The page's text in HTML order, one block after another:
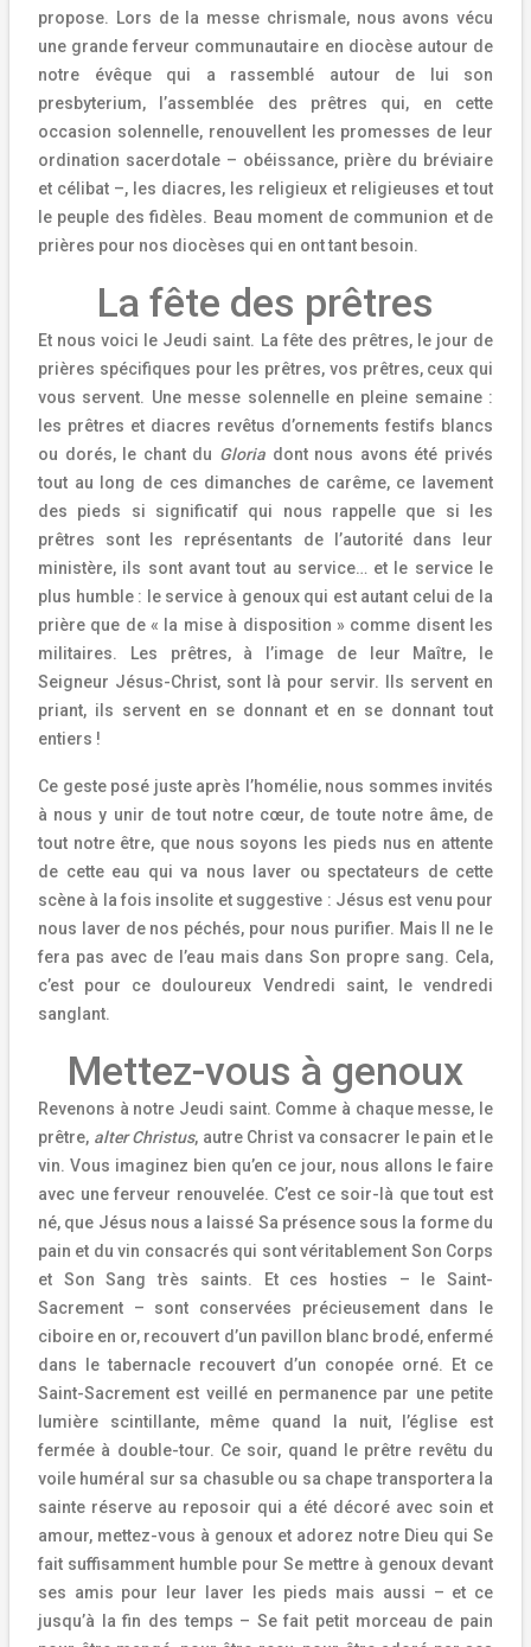
propose. Lors de la messe chrismale, nous avons vécu
une grande ferveur communautaire en diocèse autour de
notre évêque qui a rassemblé autour de lui son
presbyterium, l’assemblée des prêtres qui, en cette
occasion solennelle, renouvellent les promesses de leur
ordination sacerdotale – obéissance, prière du bréviaire
et célibat –, les diacres, les religieux et religieuses et tout
le peuple des fidèles. Beau moment de communion et de
prières pour nos diocèses qui en ont tant besoin.
La fête des prêtres
Et nous voici le Jeudi saint. La fête des prêtres, le jour de
prières spécifiques pour les prêtres, vos prêtres, ceux qui
vous servent. Une messe solennelle en pleine semaine :
les prêtres et diacres revêtus d’ornements festifs blancs
ou dorés, le chant du Gloria dont nous avons été privés
tout au long de ces dimanches de carême, ce lavement
des pieds si significatif qui nous rappelle que si les
prêtres sont les représentants de l’autorité dans leur
ministère, ils sont avant tout au service… et le service le
plus humble : le service à genoux qui est autant celui de la
prière que de « la mise à disposition » comme disent les
militaires. Les prêtres, à l’image de leur Maître, le
Seigneur Jésus-Christ, sont là pour servir. Ils servent en
priant, ils servent en se donnant et en se donnant tout
entiers !
Ce geste posé juste après l’homélie, nous sommes invités
à nous y unir de tout notre cœur, de toute notre âme, de
tout notre être, que nous soyons les pieds nus en attente
de cette eau qui va nous laver ou spectateurs de cette
scène à la fois insolite et suggestive : Jésus est venu pour
nous laver de nos péchés, pour nous purifier. Mais Il ne le
fera pas avec de l’eau mais dans Son propre sang. Cela,
c’est pour ce douloureux Vendredi saint, le vendredi
sanglant.
Mettez-vous à genoux
Revenons à notre Jeudi saint. Comme à chaque messe, le
prêtre, alter Christus, autre Christ va consacrer le pain et le
vin. Vous imaginez bien qu’en ce jour, nous allons le faire
avec une ferveur renouvelée. C’est ce soir-là que tout est
né, que Jésus nous a laissé Sa présence sous la forme du
pain et du vin consacrés qui sont véritablement Son Corps
et Son Sang très saints. Et ces hosties – le Saint-
Sacrement – sont conservées précieusement dans le
ciboire en or, recouvert d’un pavillon blanc brodé, enfermé
dans le tabernacle recouvert d’un conopée orné. Et ce
Saint-Sacrement est veillé en permanence par une petite
lumière scintillante, même quand la nuit, l’église est
fermée à double-tour. Ce soir, quand le prêtre revêtu du
voile huméral sur sa chasuble ou sa chape transportera la
sainte réserve au reposoir qui a été décoré avec soin et
amour, mettez-vous à genoux et adorez notre Dieu qui Se
fait suffisamment humble pour Se mettre à genoux devant
ses amis pour leur laver les pieds mais aussi – et ce
jusqu’à la fin des temps – Se fait petit morceau de pain